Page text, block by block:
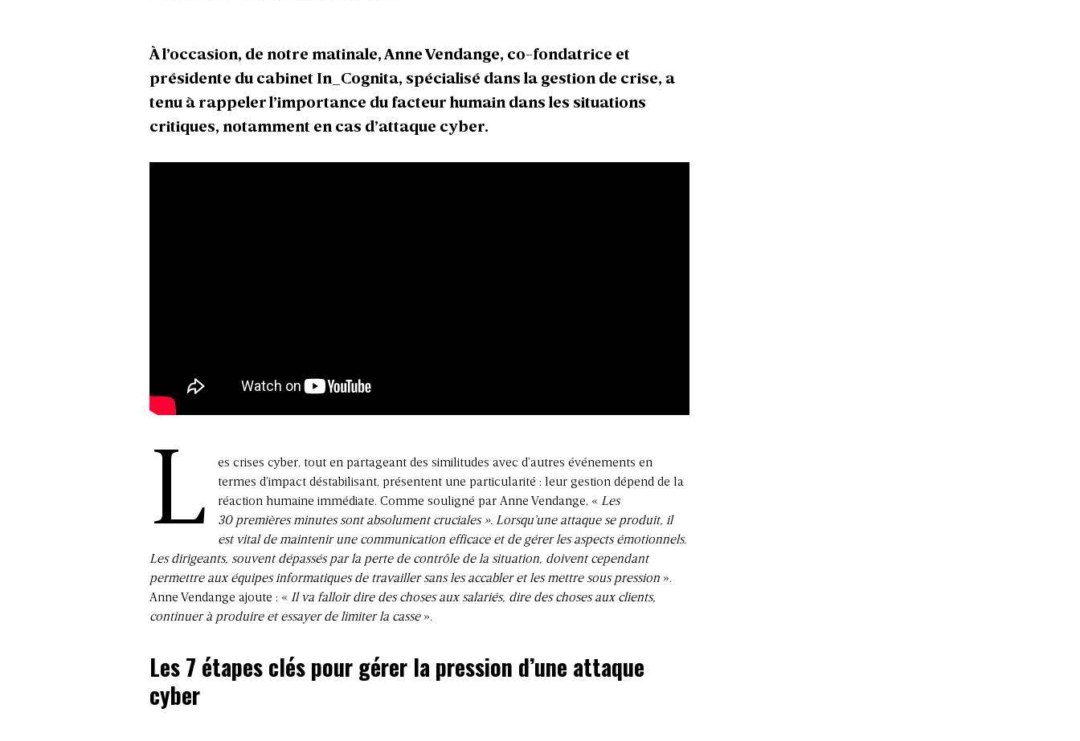
À l’occasion, de notre matinale, Anne Vendange, co-fondatrice et
présidente du cabinet In_Cognita, spécialisé dans la gestion de crise, a
tenu à rappeler l’importance du facteur humain dans les situations
critiques, notamment en cas d’attaque cyber.
L es crises cyber, tout en partageant des similitudes avec d’autres événements en
termes d’impact déstabilisant, présentent une particularité : leur gestion dépend de la
réaction humaine immédiate. Comme souligné par Anne Vendange, « Les
30 premières minutes sont absolument cruciales ». Lorsqu’une attaque se produit, il
est vital de maintenir une communication efficace et de gérer les aspects émotionnels.
Les dirigeants, souvent dépassés par la perte de contrôle de la situation, doivent cependant
permettre aux équipes informatiques de travailler sans les accabler et les mettre sous pression ».
Anne Vendange ajoute : « Il va falloir dire des choses aux salariés, dire des choses aux clients,
continuer à produire et essayer de limiter la casse».
Les 7 étapes clés pour gérer la pression d’une attaque
cyber